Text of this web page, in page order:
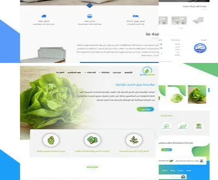
مؤسسة رتيل الخرج الزراعية
التفاصيل